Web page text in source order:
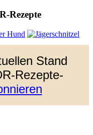
Rezepte
Stand
Rezepte-